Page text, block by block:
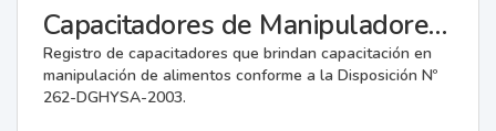
Capacitadores de Manipuladores de Alimentos.
Registro de capacitadores que brindan capacitación en
manipulación de alimentos conforme a la Disposición Nº
262-DGHYSA-2003.